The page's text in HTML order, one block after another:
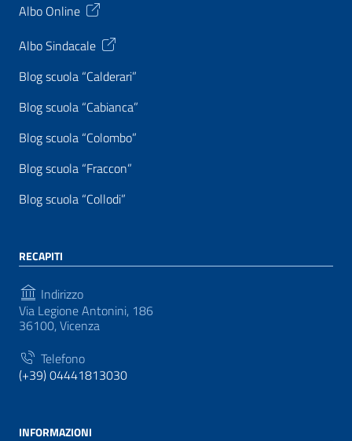
Albo Online
Albo Sindacale
Blog scuola “Calderari”
Blog scuola “Cabianca”
Blog scuola “Colombo”
Blog scuola “Fraccon”
Blog scuola “Collodi”
RECAPITI
Indirizzo
Via Legione Antonini, 186
36100, Vicenza
Telefono
(+39) 04441813030
INFORMAZIONI